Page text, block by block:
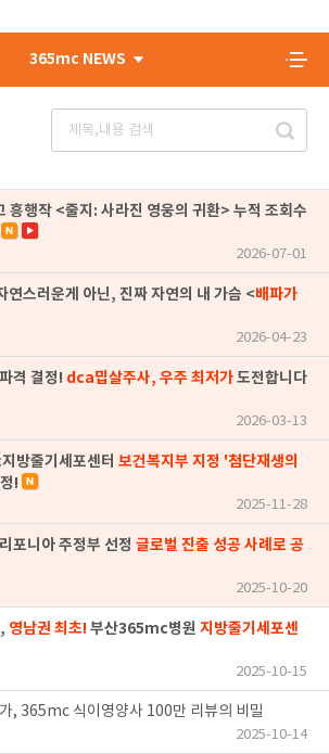
365mc NEWS
흥행작 <줄지: 사라진 영웅의 귀환> 누적 조회수
2026-07-01
연스러운게 아닌, 진짜 자연의 내 가슴 <배파가
2026-04-23
격 결정! dca밉살주사, 우주 최저가도전합니다
2026-03-13
지방줄기세포센터 보건복지부 지정 '첨단재생의
!
2025-11-28
포니아 주정부 선정 글로벌 진출 성공 사례로 공
2025-10-20
영남권 최초!부산365mc병원 지방줄기세포센
2025-10-15
, 365mc 식이영양사 100만 리뷰의 비밀
2025-10-14